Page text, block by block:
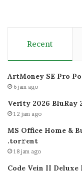
Recent
ArtMoney SE Pro
6 jam ago
Verity 2026 BluRay
12 jam ago
MS Office Home &
.tоr𝚛еnt
18 jam ago
Code Vein II Deluxe